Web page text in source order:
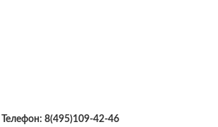
Телефон: 8(495)109-42-46